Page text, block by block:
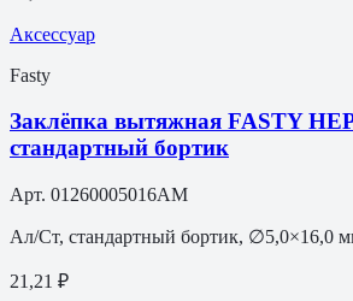
Аксессуар
Fasty
Заклёпка вытяжная FASTY
стандартный бортик
Арт. 01260005016AM
Ал/Ст, стандартный бортик, ∅5,0×16,0
21,21 ₽